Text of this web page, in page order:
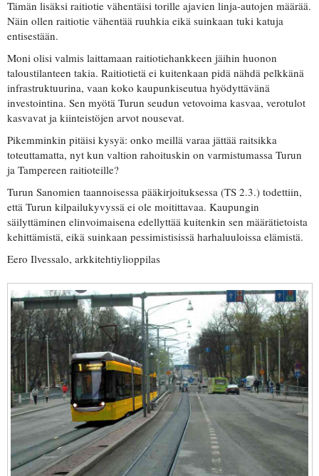
Tämän lisäksi raitiotie vähentäisi torille ajavien linja-autojen määrää.
Näin ollen raitiotie vähentää ruuhkia eikä suinkaan tuki katuja
entisestään.
Moni olisi valmis laittamaan raitiotiehankkeen jäihin huonon
taloustilanteen takia. Raitiotietä ei kuitenkaan pidä nähdä pelkkänä
infrastruktuurina, vaan koko kaupunkiseutua hyödyttävänä
investointina. Sen myötä Turun seudun vetovoima kasvaa, verotulot
kasvavat ja kiinteistöjen arvot nousevat.
Pikemminkin pitäisi kysyä: onko meillä varaa jättää raitsikka
toteuttamatta, nyt kun valtion rahoituskin on varmistumassa Turun
ja Tampereen raitioteille?
Turun Sanomien taannoisessa pääkirjoituksessa (TS 2.3.) todettiin,
että Turun kilpailukyvyssä ei ole moitittavaa. Kaupungin
säilyttäminen elinvoimaisena edellyttää kuitenkin sen määrätietoista
kehittämistä, eikä suinkaan pessimistisissä harhaluuloissa elämistä.
Eero Ilvessalo, arkkitehtiylioppilas